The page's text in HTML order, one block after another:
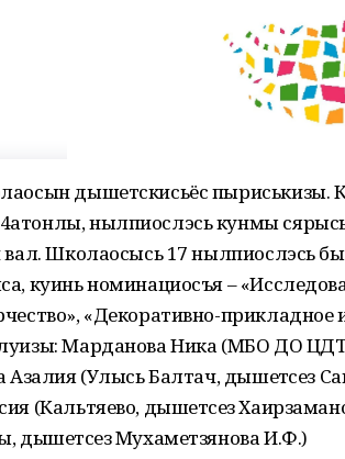
дышетскисьёс пыриськизы.
нылпиослэсь кунмы сярысь
вал. Школаосысь 17 нылпиослэсь
куинь номинациосъя –
«Декоративно-прикладное
Марданова Ника (МБО ДО
(Улысь Балтач, дышетӥсез
(Кальтяево, дышетӥсез
дышетӥсез Мухаметзянова И.Ф.)